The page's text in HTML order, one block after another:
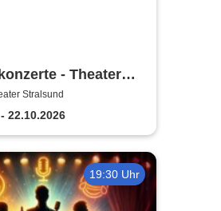
- Theater
Stralsund
22.10.2026
19:30 Uhr